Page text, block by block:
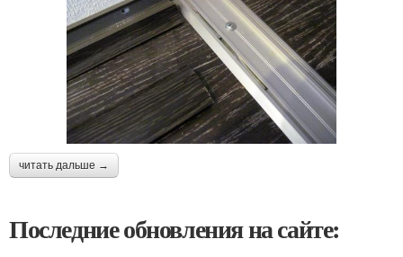
читать дальше →
Последние обновления на сайте: